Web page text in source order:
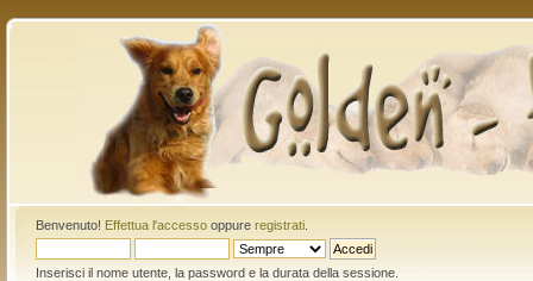
Benvenuto! Effettua l'accessooppure registrati.
Inserisci il nome utente, la password e la durata della sessione.